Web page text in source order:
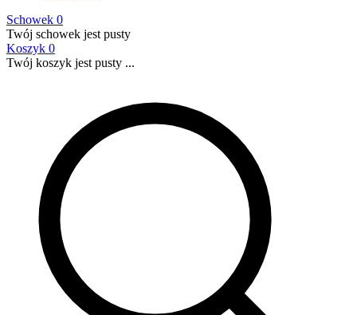
Schowek 0
Twój schowek jest pusty
Koszyk 0
Twój koszyk jest pusty ...